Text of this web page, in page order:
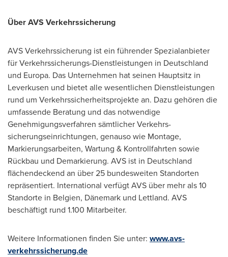
Über AVS Verkehrssicherung
AVS Verkehrssicherung ist ein führender Spezialanbieter
für Verkehrssicherungs-Dienstleistungen in Deutschland
und Europa. Das Unternehmen hat seinen Hauptsitz in
Leverkusen und bietet alle wesentlichen Dienstleistungen
rund um Verkehrssicherheitsprojekte an. Dazu gehören die
umfassende Beratung und das notwendige
Genehmigungsverfahren sämtlicher Verkehrs-
sicherungseinrichtungen, genauso wie Montage,
Markierungsarbeiten, Wartung & Kontrollfahrten sowie
Rückbau und Demarkierung. AVS ist in Deutschland
flächendeckend an über 25 bundesweiten Standorten
repräsentiert. International verfügt AVS über mehr als 10
Standorte in Belgien, Dänemark und Lettland. AVS
beschäftigt rund 1.100 Mitarbeiter.
Weitere Informationen finden Sie unter: www.avs-
verkehrssicherung.de